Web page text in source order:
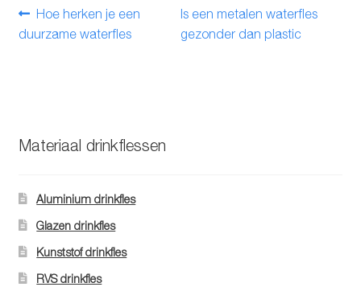
Bericht
navigatie
Vorig
bericht:
Hoe herken je een
duurzame waterfles
Volgend
bericht:
Is een metalen waterfles
gezonder dan plastic
Materiaal drinkflessen
Aluminium drinkfles
Glazen drinkfles
Kunststof drinkfles
RVS drinkfles